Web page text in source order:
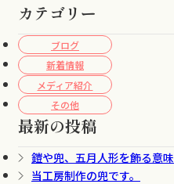
カテゴリー
ブログ
新着情報
メディア紹介
その他
最新の投稿
鎧や兜、五月人形を飾る意味
当工房制作の兜です。